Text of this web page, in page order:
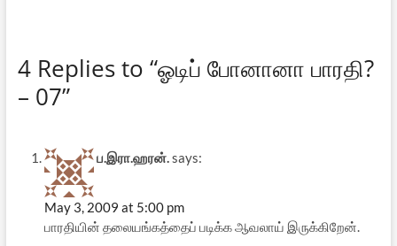
4 Replies to “ஓடிப் போனானா பாரதி?
– 07”
ப.இரா.ஹரன்.says:
May 3, 2009 at 5:00 pm
பாரதியின் தலையங்கத்தைப் படிக்க ஆவலாய் இருக்கிறேன்.